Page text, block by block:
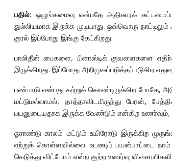
பதில்: ஒழுங்கமைவு என்பதே அதிகாரக்
துல்லியமாக இருக்க முடியாது. ஒவ்வொரு
குரல் இப்போது இங்கு கேட்கிறது.
பாலிதீன் பைகளை, பிளாஸ்டிக் குவளைகளை
இருக்கிறது. இப்போது அறிமுகப்படுத்தப்படுகிற
பண்பாடு என்பது கற்றுக் கொண்டிருக்கிற போதே,
மட்டுமல்லாமல், தாத்தாவிடமிருந்து பேரன்,
பயனுடையதாக இருக்க வேண்டும் என்கிற உணர்வும்,
ஓராண்டு காலம் மட்டும் உயிரோடு இருக்கிற
ஏற்றுக் கொள்ளவில்லை. உடனடிப் பயன்பாட்டை
கெடுத்து விட்டோம் என்ற குற்ற உணர்வு